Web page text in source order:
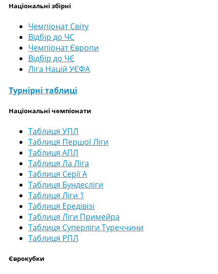
Національні збірні
Чемпіонат Світу
Відбір до ЧС
Чемпіонат Європи
Відбір до ЧЄ
Ліга Націй УЄФА
Турнірні таблиці
Національні чемпіонати
Таблиця УПЛ
Таблиця Першої Ліги
Таблиця АПЛ
Таблиця Ла Ліга
Таблиця Серії А
Таблиця Бундесліги
Таблиця Ліги 1
Таблиця Ередівізі
Таблиця Ліги Примейра
Таблиця Суперліги Туреччини
Таблиця РПЛ
Єврокубки